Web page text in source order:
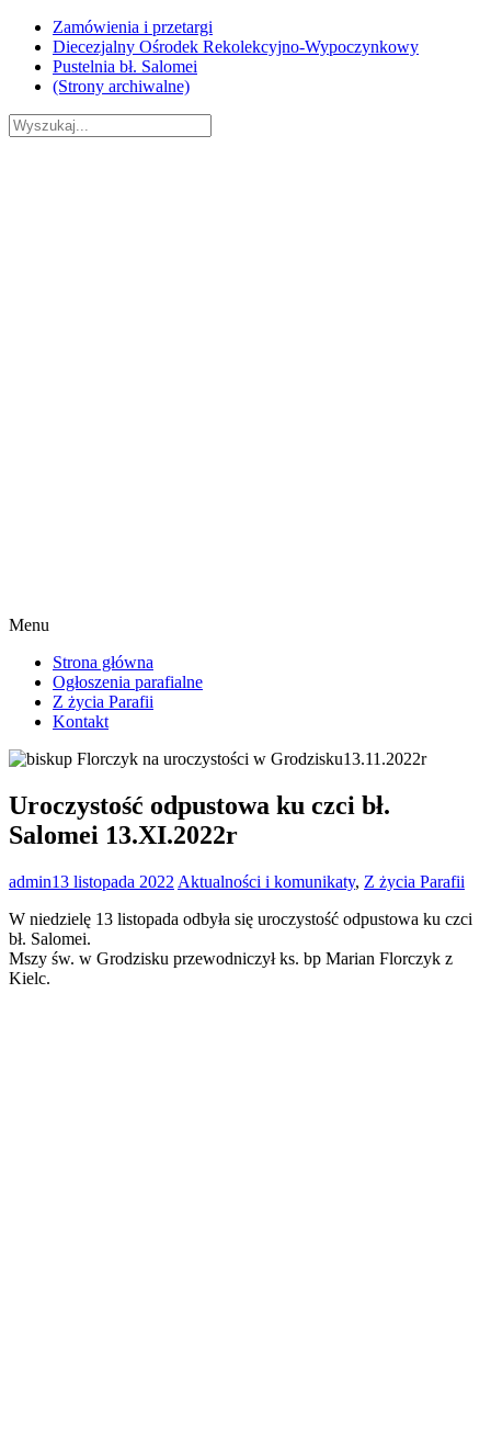
Skip
content
Zamówienia i przetargi
Diecezjalny Ośrodek Rekolekcyjno-Wypoczynkowy
Pustelnia bł. Salomei
(Strony archiwalne)
Menu
Strona główna
Ogłoszenia parafialne
Z życia Parafii
Kontakt
Uroczystość odpustowa ku czci bł.
Salomei 13.XI.2022r
admin13 listopada 2022 Aktualności i komunikaty, Z życia Parafii
W niedzielę 13 listopada odbyła się uroczystość odpustowa ku czci
bł. Salomei.
Mszy św. w Grodzisku przewodniczył ks. bp Marian Florczyk z
Kielc.